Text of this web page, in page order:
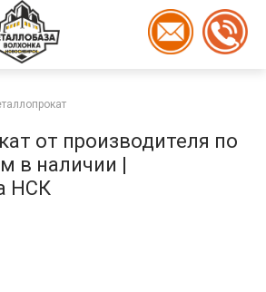
от производителя по
в наличии |
НСК